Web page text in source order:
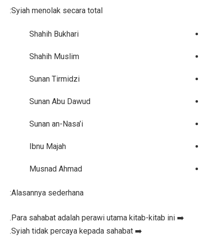
Syiah menolak secara total:
Shahih Bukhari
Shahih Muslim
Sunan Tirmidzi
Sunan Abu Dawud
Sunan an-Nasa’i
Ibnu Majah
Musnad Ahmad
Alasannya sederhana:
➡️ Para sahabat adalah perawi utama kitab-kitab ini.
➡️ Syiah tidak percaya kepada sahabat.